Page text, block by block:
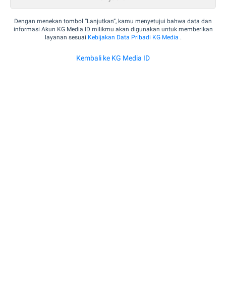
Dengan menekan tombol “Lanjutkan”, kamu menyetujui bahwa data dan
informasi Akun KG Media ID milikmu akan digunakan untuk memberikan
layanan sesuai Kebijakan Data Pribadi KG Media .
Kembali ke KG Media ID